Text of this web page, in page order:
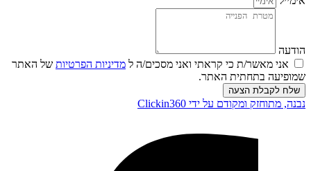
הודעה
אני מאשר/ת כי קראתי ואני מסכים/ה ל מדיניות הפרטיות של האתר
שמופיעה בתחתית האתר.
שלח לקבלת הצעה
נבנה, מתוחזק ומקודם על ידי Clickin360